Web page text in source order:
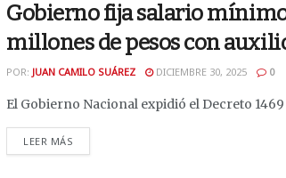
Gobierno fija salario
millones de pesos con
POR: JUAN CAMILO SUÁREZ DICIEMBRE 30, 2025 0
El Gobierno Nacional expidió el Decreto
LEER MÁS